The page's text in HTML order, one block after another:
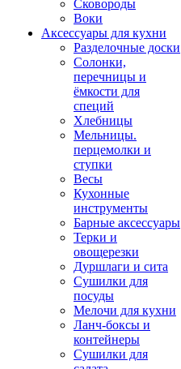
Сковороды
Воки
Аксессуары для кухни
Разделочные доски
Солонки,
перечницы и
ёмкости для
специй
Хлебницы
Мельницы.
перцемолки и
ступки
Весы
Кухонные
инструменты
Барные аксессуары
Терки и
овощерезки
Дуршлаги и сита
Сушилки для
посуды
Мелочи для кухни
Ланч-боксы и
контейнеры
Сушилки для